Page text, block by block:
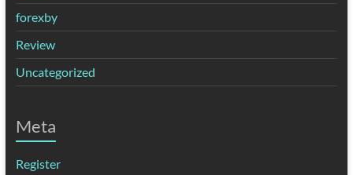
forexby
Review
Uncategorized
Meta
Register